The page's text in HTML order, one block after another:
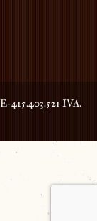
415.403.521 IVA.